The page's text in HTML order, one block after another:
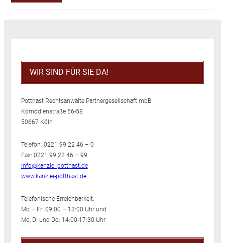
WIR SIND FÜR SIE DA!
Potthast Rechtsanwälte Partnergesellschaft mbB
Komödienstraße 56-58
50667 Köln
Telefon: 0221 99 22 46 – 0
Fax: 0221 99 22 46 – 99
info@kanzlei-potthast.de
www.kanzlei-potthast.de
Telefonische Erreichbarkeit:
Mo – Fr: 09:00 – 13:00 Uhr und
Mo, Di und Do: 14:00-17:30 Uhr